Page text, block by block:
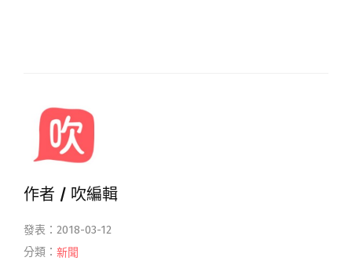
作者 / 吹編輯
發表：2018-03-12
分類： 新聞